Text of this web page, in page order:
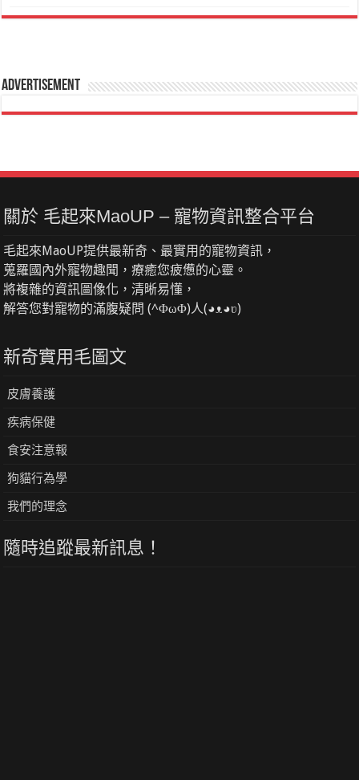
Advertisement
關於 毛起來MaoUP – 寵物資訊整合平台
毛起來MaoUP提供最新奇、最實用的寵物資訊，
蒐羅國內外寵物趣聞，療癒您疲憊的心靈。
將複雜的資訊圖像化，清晰易懂，
解答您對寵物的滿腹疑問 (^ΦωΦ)人(◕ᴥ◕ʋ)
新奇實用毛圖文
皮膚養護
疾病保健
食安注意報
狗貓行為學
我們的理念
隨時追蹤最新訊息！